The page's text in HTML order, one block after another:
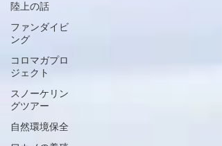
陸上の話
ファンダイビ
ング
コロマガプロ
ジェクト
スノーケリン
グツアー
自然環境保全